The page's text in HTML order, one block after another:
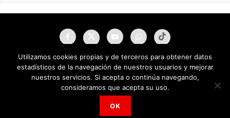
NAU Noticias A Tiempo Universales © 2025
Utilizamos cookies propias y de terceros para obtener datos
estadísticos de la navegación de nuestros usuarios y mejorar
nuestros servicios. Si acepta o continúa navegando,
consideramos que acepta su uso.
OK